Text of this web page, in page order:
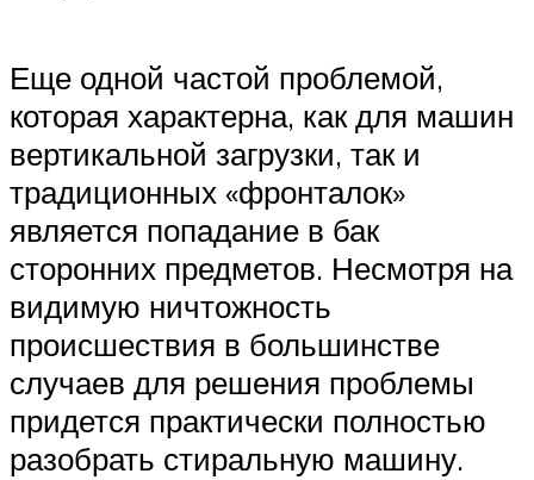
Еще одной частой проблемой,
которая характерна, как для машин
вертикальной загрузки, так и
традиционных «фронталок»
является попадание в бак
сторонних предметов. Несмотря на
видимую ничтожность
происшествия в большинстве
случаев для решения проблемы
придется практически полностью
разобрать стиральную машину.